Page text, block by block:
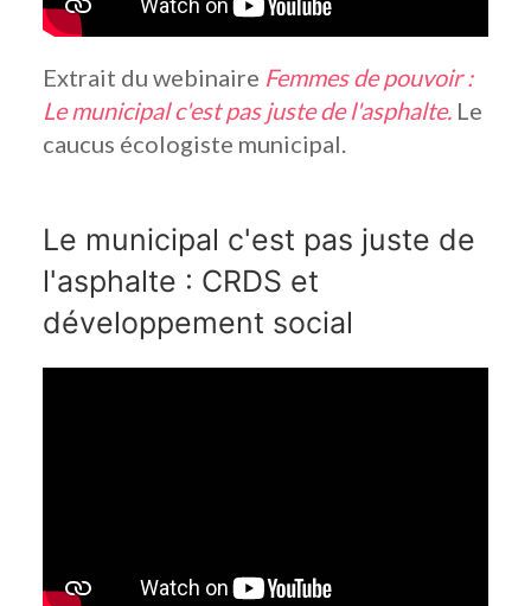
Extrait du webinaire Femmes de pouvoir :
Le municipal c'est pas juste de l'asphalte. Le
caucus écologiste municipal.
Le municipal c'est pas juste de
l'asphalte : CRDS et
développement social